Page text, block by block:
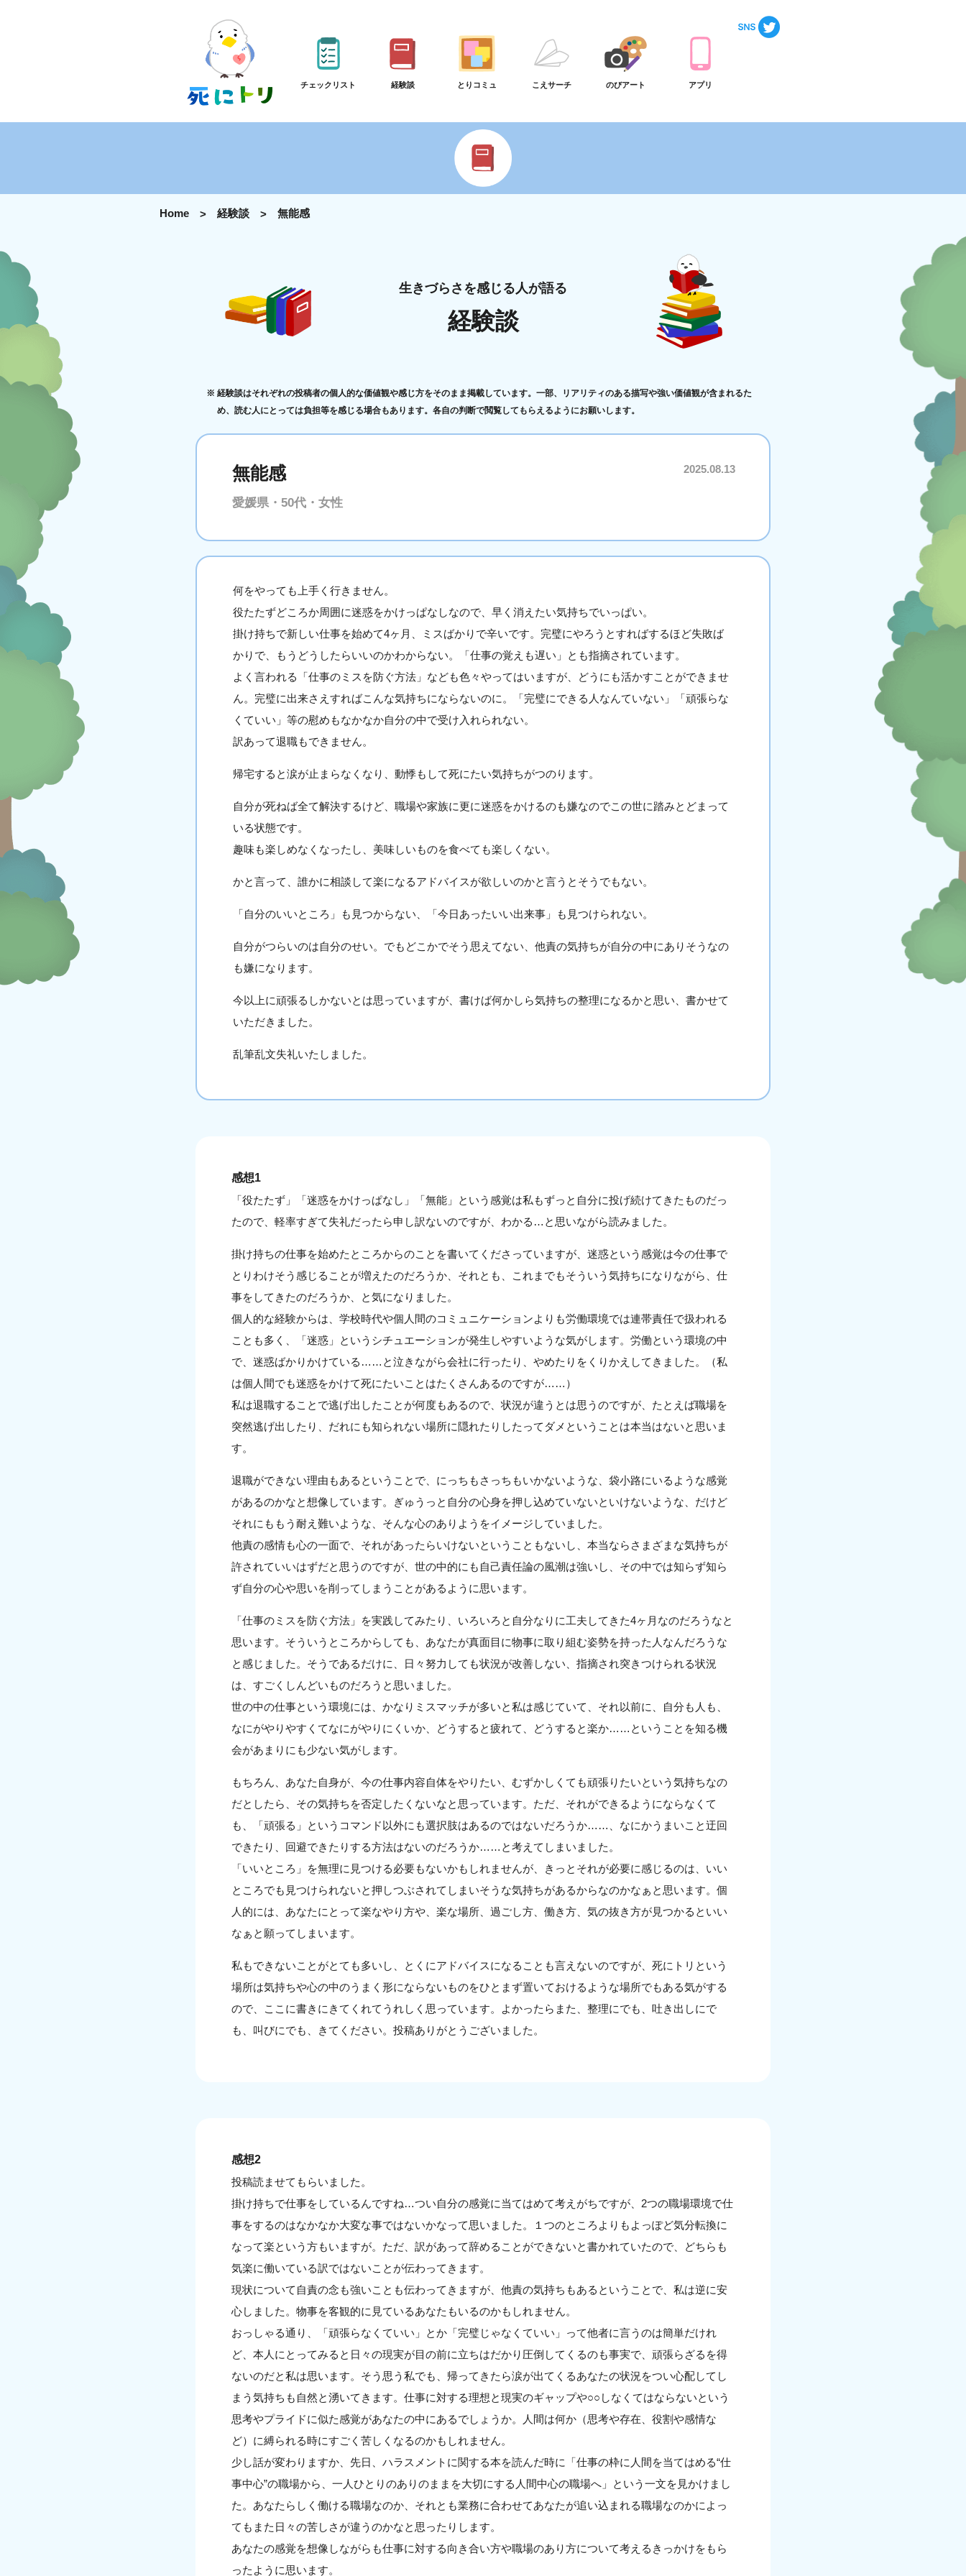
チェックリスト 経験談 とりコミュ こえサーチ のびアート アプリ
Home 経験談 無能感
生きづらさを感じる人が語る
経験談
経験談はそれぞれの投稿者の個人的な価値観や感じ方をそのまま掲載しています。一部、リアリティのある描写や強い価値観が含まれるた
め、読む人にとっては負担等を感じる場合もあります。各自の判断で閲覧してもらえるようにお願いします。
無能感 2025.08.13
愛媛県・50代・女性
何をやっても上手く行きません。
役たたずどころか周囲に迷惑をかけっぱなしなので、早く消えたい気持ちでいっぱい。
掛け持ちで新しい仕事を始めて4ヶ月、ミスばかりで辛いです。完璧にやろうとすればするほど失敗ば
かりで、もうどうしたらいいのかわからない。「仕事の覚えも遅い」とも指摘されています。
よく言われる「仕事のミスを防ぐ方法」なども色々やってはいますが、どうにも活かすことができませ
ん。完璧に出来さえすればこんな気持ちにならないのに。「完璧にできる人なんていない」「頑張らな
くていい」等の慰めもなかなか自分の中で受け入れられない。
訳あって退職もできません。
帰宅すると涙が止まらなくなり、動悸もして死にたい気持ちがつのります。
自分が死ねば全て解決するけど、職場や家族に更に迷惑をかけるのも嫌なのでこの世に踏みとどまって
いる状態です。
趣味も楽しめなくなったし、美味しいものを食べても楽しくない。
かと言って、誰かに相談して楽になるアドバイスが欲しいのかと言うとそうでもない。
「自分のいいところ」も見つからない、「今日あったいい出来事」も見つけられない。
自分がつらいのは自分のせい。でもどこかでそう思えてない、他責の気持ちが自分の中にありそうなの
も嫌になります。
今以上に頑張るしかないとは思っていますが、書けば何かしら気持ちの整理になるかと思い、書かせて
いただきました。
乱筆乱文失礼いたしました。
感想1
「役たたず」「迷惑をかけっぱなし」「無能」という感覚は私もずっと自分に投げ続けてきたものだっ
たので、軽率すぎて失礼だったら申し訳ないのですが、わかる…と思いながら読みました。
掛け持ちの仕事を始めたところからのことを書いてくださっていますが、迷惑という感覚は今の仕事で
とりわけそう感じることが増えたのだろうか、それとも、これまでもそういう気持ちになりながら、仕
事をしてきたのだろうか、と気になりました。
個人的な経験からは、学校時代や個人間のコミュニケーションよりも労働環境では連帯責任で扱われる
ことも多く、「迷惑」というシチュエーションが発生しやすいような気がします。労働という環境の中
で、迷惑ばかりかけている……と泣きながら会社に行ったり、やめたりをくりかえしてきました。（私
は個人間でも迷惑をかけて死にたいことはたくさんあるのですが……）
私は退職することで逃げ出したことが何度もあるので、状況が違うとは思うのですが、たとえば職場を
突然逃げ出したり、だれにも知られない場所に隠れたりしたってダメということは本当はないと思いま
す。
退職ができない理由もあるということで、にっちもさっちもいかないような、袋小路にいるような感覚
があるのかなと想像しています。ぎゅうっと自分の心身を押し込めていないといけないような、だけど
それにももう耐え難いような、そんな心のありようをイメージしていました。
他責の感情も心の一面で、それがあったらいけないということもないし、本当ならさまざまな気持ちが
許されていいはずだと思うのですが、世の中的にも自己責任論の風潮は強いし、その中では知らず知ら
ず自分の心や思いを削ってしまうことがあるように思います。
「仕事のミスを防ぐ方法」を実践してみたり、いろいろと自分なりに工夫してきた4ヶ月なのだろうなと
思います。そういうところからしても、あなたが真面目に物事に取り組む姿勢を持った人なんだろうな
と感じました。そうであるだけに、日々努力しても状況が改善しない、指摘され突きつけられる状況
は、すごくしんどいものだろうと思いました。
世の中の仕事という環境には、かなりミスマッチが多いと私は感じていて、それ以前に、自分も人も、
なにがやりやすくてなにがやりにくいか、どうすると疲れて、どうすると楽か……ということを知る機
会があまりにも少ない気がします。
もちろん、あなた自身が、今の仕事内容自体をやりたい、むずかしくても頑張りたいという気持ちなの
だとしたら、その気持ちを否定したくないなと思っています。ただ、それができるようにならなくて
も、「頑張る」というコマンド以外にも選択肢はあるのではないだろうか……、なにかうまいこと迂回
できたり、回避できたりする方法はないのだろうか……と考えてしまいました。
「いいところ」を無理に見つける必要もないかもしれませんが、きっとそれが必要に感じるのは、いい
ところでも見つけられないと押しつぶされてしまいそうな気持ちがあるからなのかなぁと思います。個
人的には、あなたにとって楽なやり方や、楽な場所、過ごし方、働き方、気の抜き方が見つかるといい
なぁと願ってしまいます。
私もできないことがとても多いし、とくにアドバイスになることも言えないのですが、死にトリという
場所は気持ちや心の中のうまく形にならないものをひとまず置いておけるような場所でもある気がする
ので、ここに書きにきてくれてうれしく思っています。よかったらまた、整理にでも、吐き出しにで
も、叫びにでも、きてください。投稿ありがとうございました。
感想2
投稿読ませてもらいました。
掛け持ちで仕事をしているんですね…つい自分の感覚に当てはめて考えがちですが、2つの職場環境で仕
事をするのはなかなか大変な事ではないかなって思いました。１つのところよりもよっぽど気分転換に
なって楽という方もいますが。ただ、訳があって辞めることができないと書かれていたので、どちらも
気楽に働いている訳ではないことが伝わってきます。
現状について自責の念も強いことも伝わってきますが、他責の気持ちもあるということで、私は逆に安
心しました。物事を客観的に見ているあなたもいるのかもしれません。
おっしゃる通り、「頑張らなくていい」とか「完璧じゃなくていい」って他者に言うのは簡単だけれ
ど、本人にとってみると日々の現実が目の前に立ちはだかり圧倒してくるのも事実で、頑張らざるを得
ないのだと私は思います。そう思う私でも、帰ってきたら涙が出てくるあなたの状況をつい心配してし
まう気持ちも自然と湧いてきます。仕事に対する理想と現実のギャップや○○しなくてはならないという
思考やプライドに似た感覚があなたの中にあるでしょうか。人間は何か（思考や存在、役割や感情な
ど）に縛られる時にすごく苦しくなるのかもしれません。
少し話が変わりますか、先日、ハラスメントに関する本を読んだ時に「仕事の枠に人間を当てはめる“仕
事中心”の職場から、一人ひとりのありのままを大切にする人間中心の職場へ」という一文を見かけまし
た。あなたらしく働ける職場なのか、それとも業務に合わせてあなたが追い込まれる職場なのかによっ
てもまた日々の苦しさが違うのかなと思ったりします。
あなたの感覚を想像しながらも仕事に対する向き合い方や職場のあり方について考えるきっかけをもら
ったように思います。